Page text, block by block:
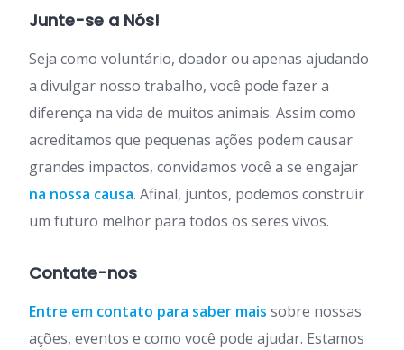
Junte-se a Nós!
Seja como voluntário, doador ou apenas ajudando
a divulgar nosso trabalho, você pode fazer a
diferença na vida de muitos animais. Assim como
acreditamos que pequenas ações podem causar
grandes impactos, convidamos você a se engajar
na nossa causa. Afinal, juntos, podemos construir
um futuro melhor para todos os seres vivos.
Contate-nos
Entre em contato para saber mais sobre nossas
ações, eventos e como você pode ajudar. Estamos